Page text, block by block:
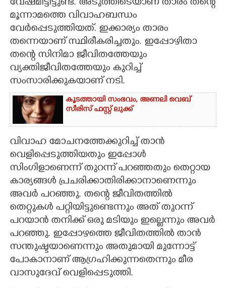
വേഷമിട്ടിട്ടുണ്ട്. അടുത്തിടെയാണ് താരം തന്റെ
മൂന്നാമത്തെ വിവാഹബന്ധം
വേര്‍പ്പെടുത്തിയത്. ഇക്കാര്യം താരം
തന്നെയാണ് സ്ഥിരീകരിച്ചതും. ഇപ്പോഴിതാ
തന്റെ സിനിമാ ജീവിതത്തേയും
വ്യക്തിജീവിതത്തേയും കുറിച്ച്
സംസാരിക്കുകയാണ് നടി.
കൂടത്തായി സംഭവം, അണലി വെബ്
സീരിസ് ഫസ്റ്റ് ലുക്ക്
വിവാഹ മോചനത്തേക്കുറിച്ച് താന്‍
വെളിപ്പെടുത്തിയതും ഇപ്പോള്‍
സിംഗിളാണെന്ന് തുറന്ന് പറഞ്ഞതും തെറ്റായ
കാര്യങ്ങള്‍ പ്രചരിക്കാതിരിക്കാനാണെന്നും
അവര്‍ പറഞ്ഞു. തന്റെ ജീവിതത്തില്‍
തെറ്റുകള്‍ പറ്റിയിട്ടുണ്ടെന്നും അത് തുറന്ന്
പറയാന്‍ തനിക്ക് ഒരു മടിയും ഇല്ലെന്നും അവര്‍
പറഞ്ഞു. ഇപ്പോഴത്തെ ജീവിതത്തില്‍ താന്‍
സന്തുഷ്ടയാണെന്നും അതുമായി മുന്നോട്ട്
പോകാനാണ് ആഗ്രഹിക്കുന്നതെന്നും മീര
വാസുദേവ് വെളിപ്പെടുത്തി.